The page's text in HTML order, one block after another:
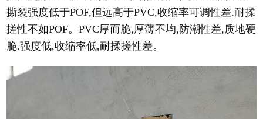
撕裂强度低于POF,但远高于PVC,收缩率可调性差.耐揉
搓性不如POF。PVC厚而脆,厚薄不均,防潮性差,质地硬
脆.强度低,收缩率低,耐揉搓性差。